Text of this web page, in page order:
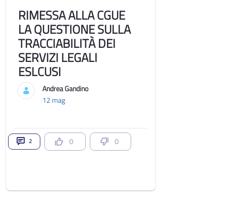
RIMESSA ALLA CGUE
LA QUESTIONE SULLA
TRACCIABILITÀ DEI
SERVIZI LEGALI
ESLCUSI
Andrea Gandino
12 mag
2 0 0